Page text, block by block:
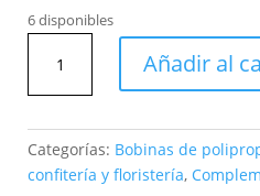
6 disponibles
polipropileno
Stellanti
cantidad
Añadir al
Categorías: Bobinas de
confitería y floristería,